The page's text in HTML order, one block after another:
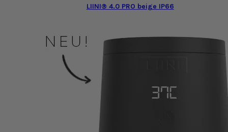
LIINI® 4.0 PRO beige IP66